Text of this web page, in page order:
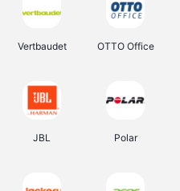
Vertbaudet OTTO Office
JBL Polar